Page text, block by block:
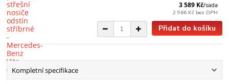
3 589 Kč/sada
2 966 Kč bez DPH
Přidat do košíku
Kompletní specifikace